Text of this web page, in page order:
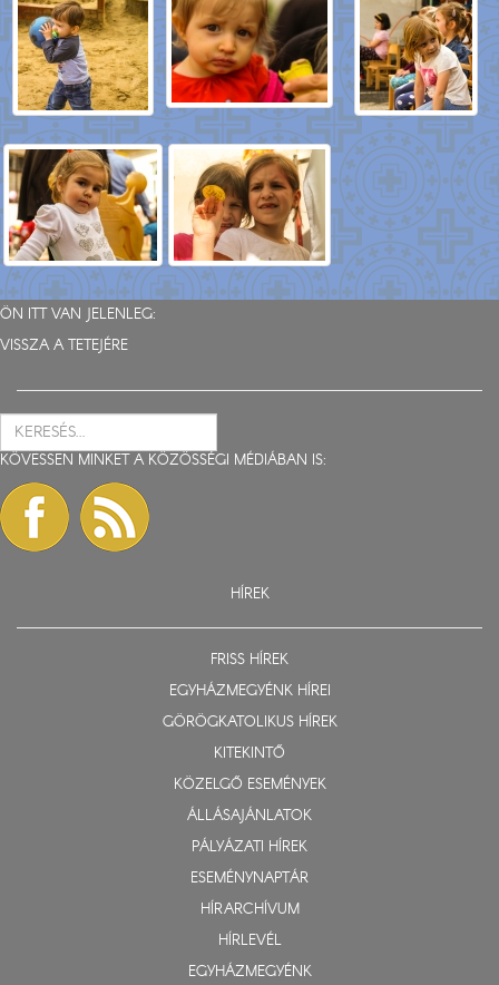
ÖN ITT VAN JELENLEG:
VISSZA A TETEJÉRE
KÖVESSEN MINKET A KÖZÖSSÉGI MÉDIÁBAN IS:
HÍREK
FRISS HÍREK
EGYHÁZMEGYÉNK HÍREI
GÖRÖGKATOLIKUS HÍREK
KITEKINTŐ
KÖZELGŐ ESEMÉNYEK
ÁLLÁSAJÁNLATOK
PÁLYÁZATI HÍREK
ESEMÉNYNAPTÁR
HÍRARCHÍVUM
HÍRLEVÉL
EGYHÁZMEGYÉNK